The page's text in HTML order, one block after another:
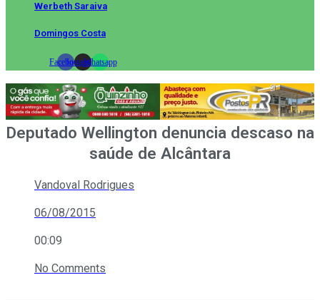
Werbeth Saraiva
Domingos Costa
FacebookInstagramWhatsapp
Deputado Wellington denuncia descaso na
saúde de Alcântara
Vandoval Rodrigues
06/08/2015
00:09
No Comments